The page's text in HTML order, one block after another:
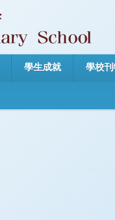
學生成就 學校